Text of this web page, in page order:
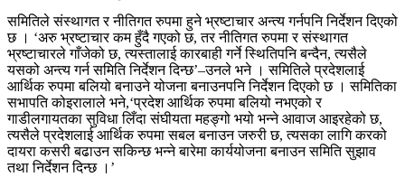
समितिले संस्थागत र नीतिगत रुपमा हुने भ्रष्टाचार अन्त्य गर्नपनि निर्देशन दिएको
छ । ‘अरु भ्रष्टाचार कम हुँदै गएको छ, तर नीतिगत रुपमा र संस्थागत
भ्रष्टाचारले गाँजेको छ, त्यस्तालाई कारबाही गर्ने स्थितिपनि बन्दैन, त्यसैले
यसको अन्त्य गर्न समिति निर्देशन दिन्छ’–उनले भने । समितिले प्रदेशलाई
आर्थिक रुपमा बलियो बनाउने योजना बनाउनपनि निर्देशन दिएको छ । समितिका
सभापति कोइरालाले भने,‘प्रदेश आर्थिक रुपमा बलियो नभएको र
गाडीलगायतका सुविधा लिँदा संघीयता महङ्गो भयो भन्ने आवाज आइरहेको छ,
त्यसैले प्रदेशलाई आर्थिक रुपमा सबल बनाउन जरुरी छ, त्यसका लागि करको
दायरा कसरी बढाउन सकिन्छ भन्ने बारेमा कार्ययोजना बनाउन समिति सुझाव
तथा निर्देशन दिन्छ ।’